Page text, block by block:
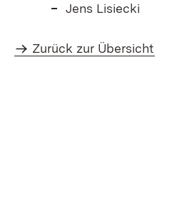
Jens Lisiecki
Zurück zur Übersicht